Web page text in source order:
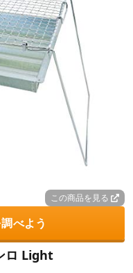
この商品を見る
べよう
ロ Light